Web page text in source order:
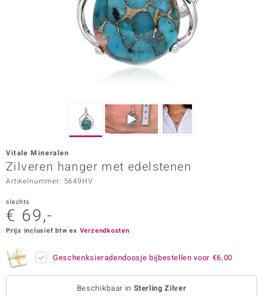
Vogue
in Italy
Paraíso
Vitale Mineralen
Zilveren hanger met edelstenen
Artikelnummer: 5649HV
slechts
€ 69,-
Prijs inclusief btw ex Verzendkosten
Geschenksieradendoosje bijbestellen voor €6,00
Beschikbaar in Sterling Zilver